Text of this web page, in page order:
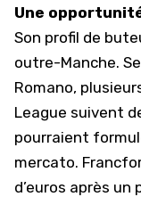
Une
Son profil de
outre-Manche.
Romano,
League suivent
pourraient
mercato.
d’euros après un